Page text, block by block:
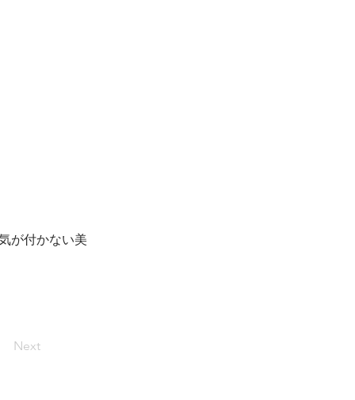
が付かない美
Next